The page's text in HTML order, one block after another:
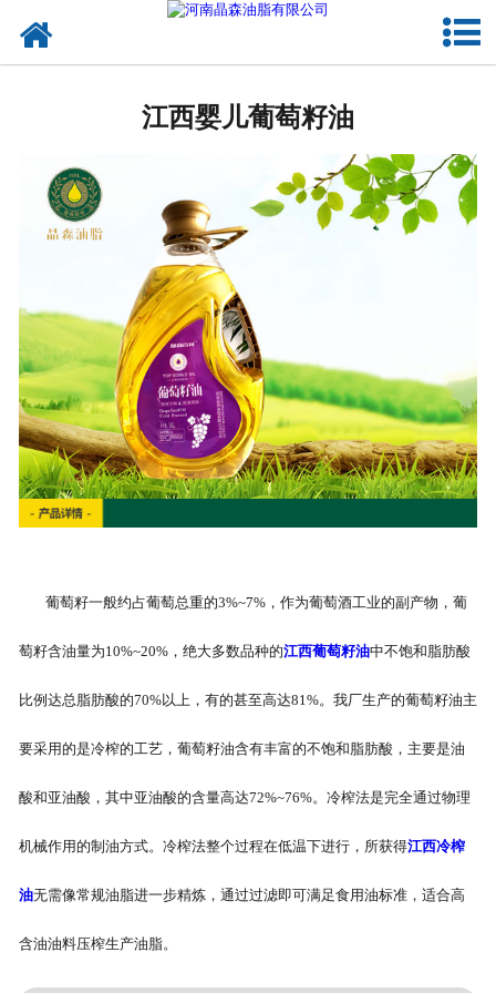
江西来料代工
江西婴儿葡萄籽油
葡萄籽一般约占葡萄总重的3%~7%，作为葡萄酒工业的副产物，葡
萄籽含油量为10%~20%，绝大多数品种的江西葡萄籽油中不饱和脂肪酸
比例达总脂肪酸的70%以上，有的甚至高达81%。我厂生产的葡萄籽油主
要采用的是冷榨的工艺，葡萄籽油含有丰富的不饱和脂肪酸，主要是油
酸和亚油酸，其中亚油酸的含量高达72%~76%。冷榨法是完全通过物理
机械作用的制油方式。冷榨法整个过程在低温下进行，所获得江西冷榨
油无需像常规油脂进一步精炼，通过过滤即可满足食用油标准，适合高
含油油料压榨生产油脂。